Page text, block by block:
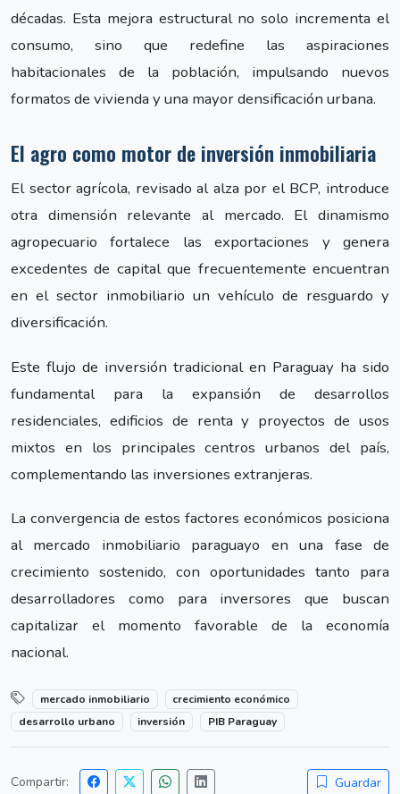
décadas. Esta mejora estructural no solo incrementa el
consumo, sino que redefine las aspiraciones
habitacionales de la población, impulsando nuevos
formatos de vivienda y una mayor densificación urbana.
El agro como motor de inversión inmobiliaria
El sector agrícola, revisado al alza por el BCP, introduce
otra dimensión relevante al mercado. El dinamismo
agropecuario fortalece las exportaciones y genera
excedentes de capital que frecuentemente encuentran
en el sector inmobiliario un vehículo de resguardo y
diversificación.
Este flujo de inversión tradicional en Paraguay ha sido
fundamental para la expansión de desarrollos
residenciales, edificios de renta y proyectos de usos
mixtos en los principales centros urbanos del país,
complementando las inversiones extranjeras.
La convergencia de estos factores económicos posiciona
al mercado inmobiliario paraguayo en una fase de
crecimiento sostenido, con oportunidades tanto para
desarrolladores como para inversores que buscan
capitalizar el momento favorable de la economía
nacional.
mercado inmobiliario
crecimiento económico
desarrollo urbano
inversión PIB Paraguay
Compartir: Guardar